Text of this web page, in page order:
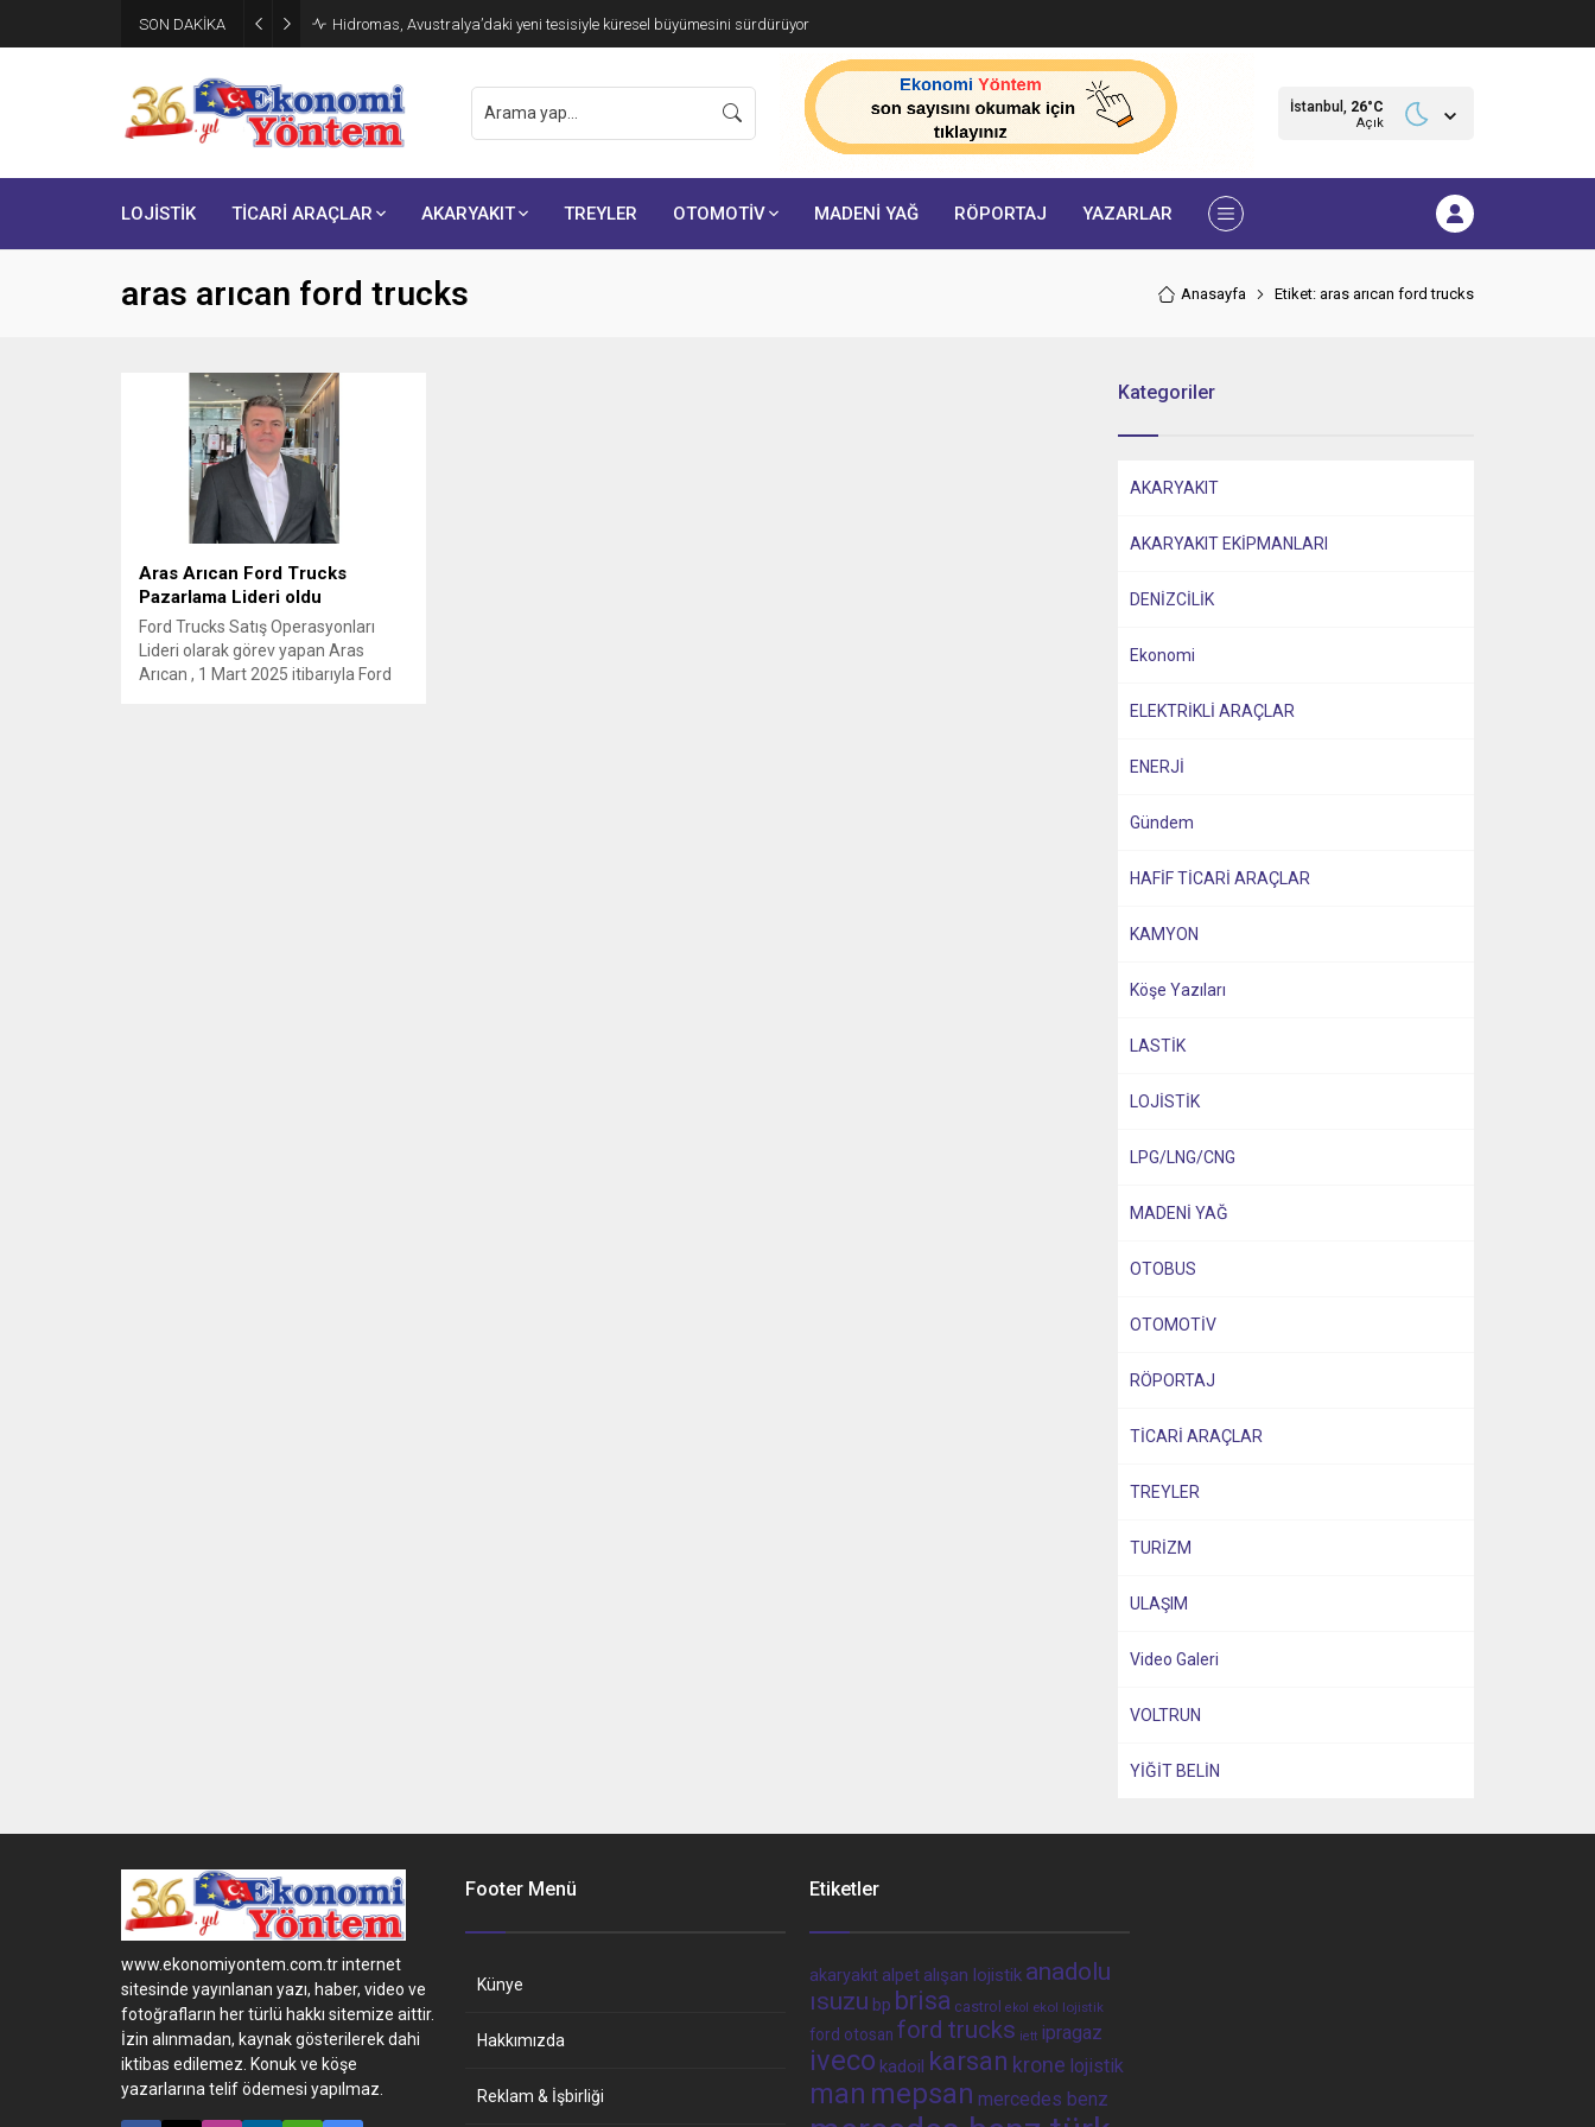
SON DAKİKA Hidromas, Avustralya’daki yeni tesisiyle küresel büyümesini sürdürüyor
İstanbul, 26°C
Açık
LOJİSTİK TİCARİ ARAÇLAR AKARYAKIT TREYLER OTOMOTİV MADENİ YAĞ RÖPORTAJ YAZARLAR
aras arıcan ford trucks Anasayfa Etiket: aras arıcan ford trucks
Aras Arıcan Ford Trucks
Pazarlama Lideri oldu
Ford Trucks Satış Operasyonları
Lideri olarak görev yapan Aras
Arıcan , 1 Mart 2025 itibarıyla Ford
Kategoriler
AKARYAKIT
AKARYAKIT EKİPMANLARI
DENİZCİLİK
Ekonomi
ELEKTRİKLİ ARAÇLAR
ENERJİ
Gündem
HAFİF TİCARİ ARAÇLAR
KAMYON
Köşe Yazıları
LASTİK
LOJİSTİK
LPG/LNG/CNG
MADENİ YAĞ
OTOBUS
OTOMOTİV
RÖPORTAJ
TİCARİ ARAÇLAR
TREYLER
TURİZM
ULAŞIM
Video Galeri
VOLTRUN
YİĞİT BELİN
www.ekonomiyontem.com.tr internet
sitesinde yayınlanan yazı, haber, video ve
fotoğrafların her türlü hakkı sitemize aittir.
İzin alınmadan, kaynak gösterilerek dahi
iktibas edilemez. Konuk ve köşe
yazarlarına telif ödemesi yapılmaz.
Footer Menü
Künye
Hakkımızda
Reklam & İşbirliği
Etiketler
akaryakıt alpet alışan lojistik anadolu
ısuzu bp brisa castrol ekol ekol lojistik
ford otosan ford trucks iett ipragaz
iveco kadoil karsan krone lojistik
man mepsan mercedes benz